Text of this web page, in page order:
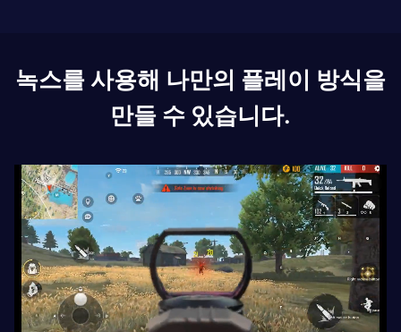
녹스를 사용해 나만의 플레이 방식을
만들 수 있습니다.